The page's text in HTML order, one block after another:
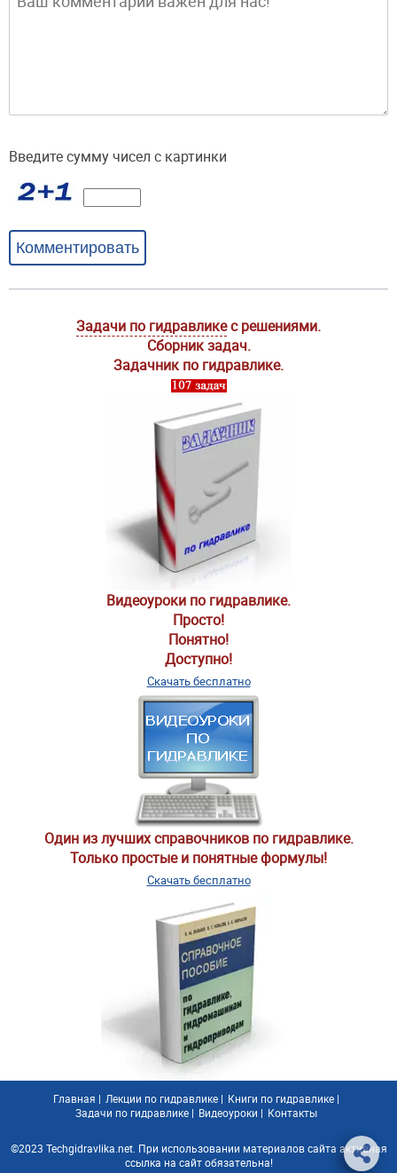
Задачи по гидравликес решениями.
Сборник задач.
Задачник по гидравлике.
Видеоуроки по гидравлике.
Просто!
Понятно!
Доступно!
Скачать бесплатно
Один из лучших справочников по гидравлике.
Только простые и понятные формулы!
Скачать бесплатно
Введите сумму чисел с картинки
Комментировать
Главная | Лекции по гидравлике | Книги по гидравлике |
Задачи по гидравлике | Видеоуроки | Контакты
©2023 Techgidravlika.net. При использовании материалов сайта активная
ссылка на сайт обязательна!